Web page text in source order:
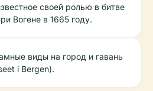
своей ролью в битве
Вогене в 1665 году.
виды на город и гавань
i Bergen).